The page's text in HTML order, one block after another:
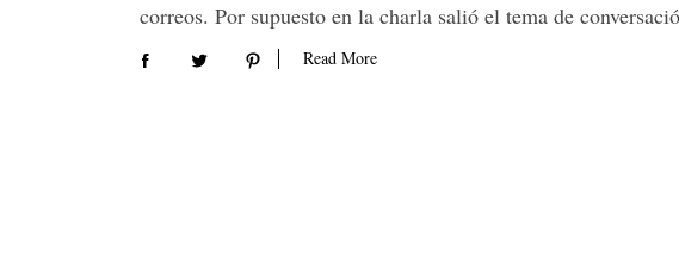
correos. Por supuesto en la charla salió el tema de
Read More